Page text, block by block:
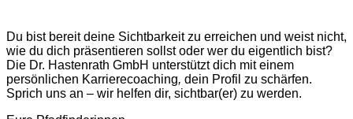
Du bist bereit deine Sichtbarkeit zu erreichen und weist nicht,
wie du dich präsentieren sollst oder wer du eigentlich bist?
Die Dr. Hastenrath GmbH unterstützt dich mit einem
persönlichen Karrierecoaching, dein Profil zu schärfen.
Sprich uns an – wir helfen dir, sichtbar(er) zu werden.